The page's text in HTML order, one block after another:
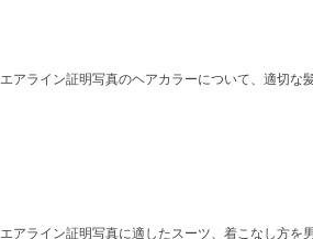
エアライン証明写真のヘアカラーについて、適切な
エアライン証明写真に適したスーツ、着こなし方を